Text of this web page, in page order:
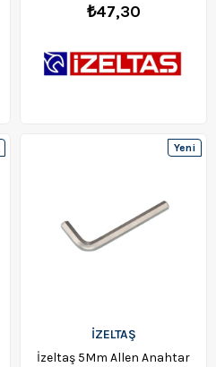
₺47,30
İZELTAŞ
İzeltaş 5Mm Allen Anahtar
Yeni